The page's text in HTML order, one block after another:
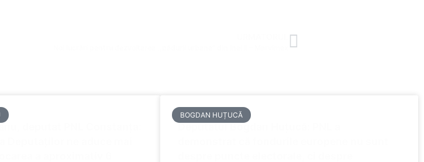
deputat PNL Constanța:
BOGDAN HUȚUCĂ
Deputatul Bogdan Huțucă: PNL a